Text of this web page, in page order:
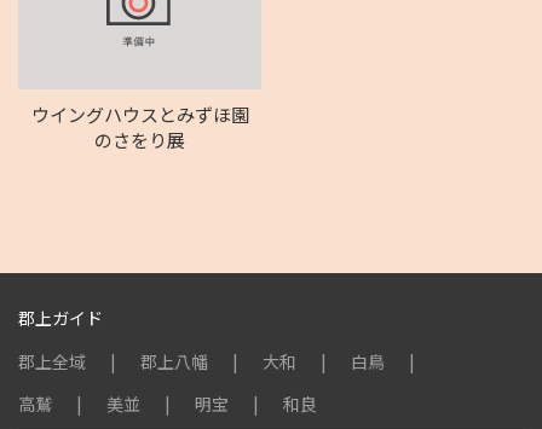
ウイングハウスとみずほ園
のさをり展
郡上ガイド
郡上全域
郡上八幡 大和
白鳥
高鷲
美並 明宝 和良